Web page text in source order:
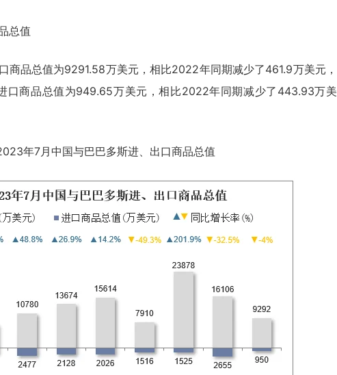
总值
商品总值为9291.58万美元，相比2022年同期减少了461.9万美元，
口商品总值为949.65万美元，相比2022年同期减少了443.93万美
年7月中国与巴巴多斯进、出口商品总值